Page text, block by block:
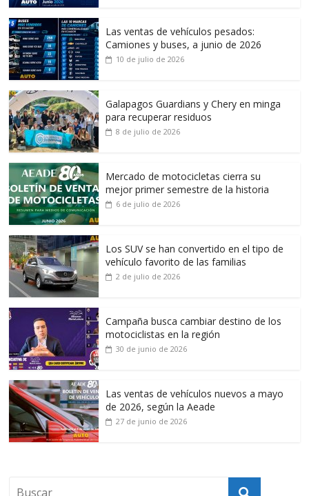
Las ventas de vehículos pesados:
Camiones y buses, a junio de 2026
10 de julio de 2026
Galapagos Guardians y Chery en minga
para recuperar residuos
8 de julio de 2026
Mercado de motocicletas cierra su
mejor primer semestre de la historia
6 de julio de 2026
Los SUV se han convertido en el tipo de
vehículo favorito de las familias
2 de julio de 2026
Campaña busca cambiar destino de los
motociclistas en la región
30 de junio de 2026
Las ventas de vehículos nuevos a mayo
de 2026, según la Aeade
27 de junio de 2026